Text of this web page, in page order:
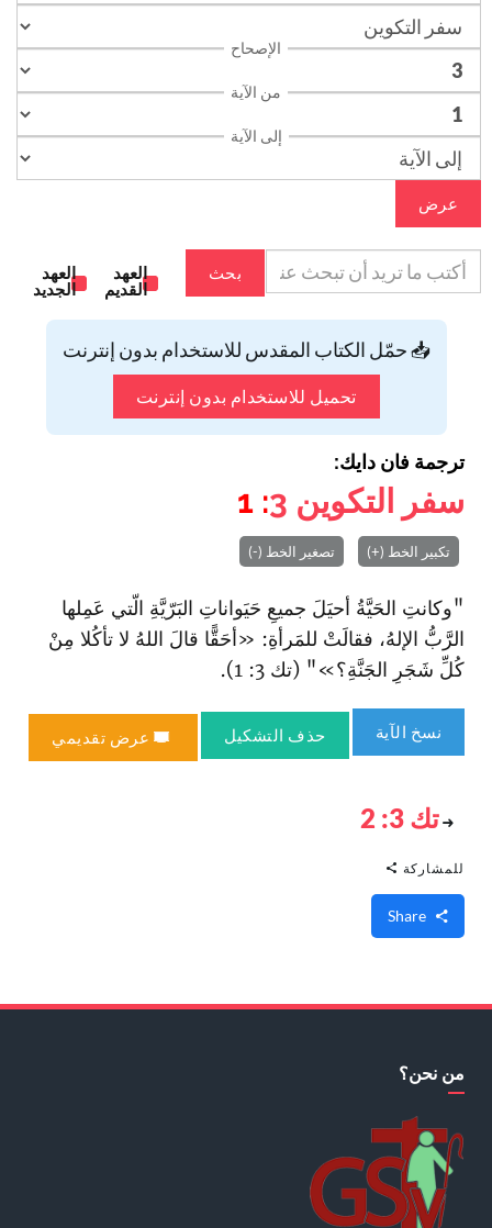
الإصحاح
من الآية
إلى الآية
عرض
بحث
العهد
القديم
العهد
الجديد
📥 حمّل الكتاب المقدس للاستخدام بدون إنترنت
تحميل للاستخدام بدون إنترنت
ترجمة فان دايك:
سفر التكوين 3
: 1
تكبير الخط (+) تصغير الخط (-)
"وكانتِ الحَيَّةُ أحيَلَ جميعِ حَيَواناتِ البَرّيَّةِ الّتي عَمِلها
الرَّبُّ الإلهُ، فقالَتْ للمَرأةِ: «أحَقًّا قالَ اللهُ لا تأكُلا مِنْ
كُلِّ شَجَرِ الجَنَّةِ؟»" (تك 3: 1).
نسخ الآية حذف التشكيل عرض تقديمي
تك 3: 2
للمشاركة
من نحن؟